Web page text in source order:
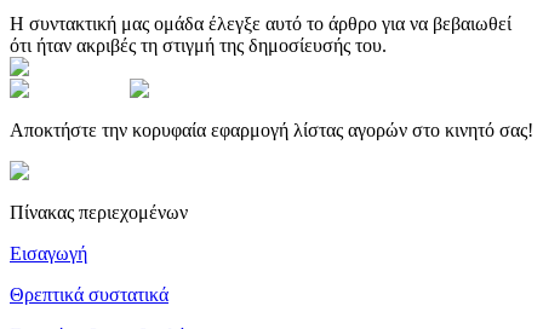
Η συντακτική μας ομάδα έλεγξε αυτό το άρθρο για να βεβαιωθεί
ότι ήταν ακριβές τη στιγμή της δημοσίευσής του.
Αποκτήστε την κορυφαία εφαρμογή λίστας αγορών στο κινητό σας!
Πίνακας περιεχομένων
Εισαγωγή
Θρεπτικά συστατικά